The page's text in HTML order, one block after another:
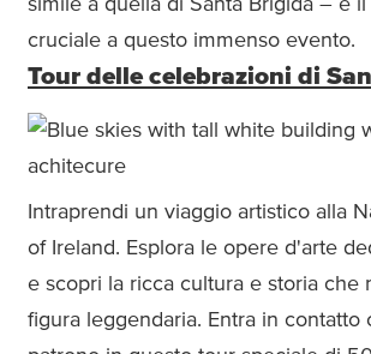
simile a quella di Santa Brigida – e
cruciale a questo immenso evento.
Tour delle celebrazioni di
Intraprendi un viaggio artistico alla
of Ireland. Esplora le opere d'arte
e scopri la ricca cultura e storia che
figura leggendaria. Entra in contatto